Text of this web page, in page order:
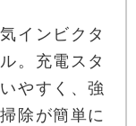
インビクタ
。充電スタ
やすく、強
除が簡単に